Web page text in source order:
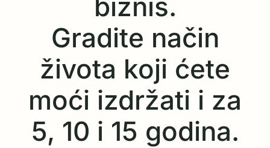
biznis.
Gradite način
života koji ćete
moći izdržati i za
5, 10 i 15 godina.